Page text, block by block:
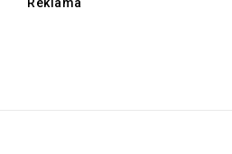
Reklama